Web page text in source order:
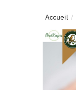
Accueil /